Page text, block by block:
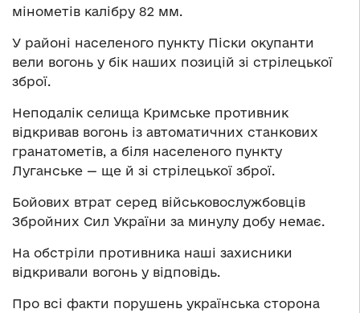
мінометів калібру 82 мм.
У районі населеного пункту Піски окупанти
вели вогонь у бік наших позицій зі стрілецької
зброї.
Неподалік селища Кримське противник
відкривав вогонь із автоматичних станкових
гранатометів, а біля населеного пункту
Луганське — ще й зі стрілецької зброї.
Бойових втрат серед військовослужбовців
Збройних Сил України за минулу добу немає.
На обстріли противника наші захисники
відкривали вогонь у відповідь.
Про всі факти порушень українська сторона